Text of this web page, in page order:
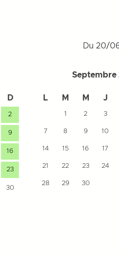
Du 20/
D
2
9
16
23
30
Septembre
L M M J
1 2 3
7 8 9 10
14 15 16 17
21 22 23 24
28 29 30